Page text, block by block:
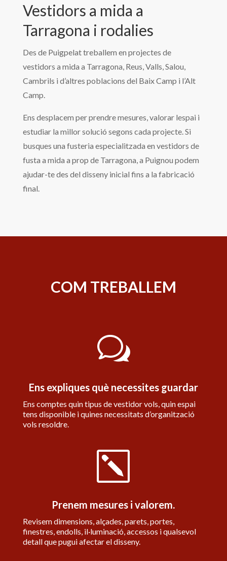
Vestidors a mida a
Tarragona i rodalies
Des de Puigpelat treballem en projectes de
vestidors a mida a Tarragona, Reus, Valls, Salou,
Cambrils i d’altres poblacions del Baix Camp i l’Alt
Camp.
Ens desplacem per prendre mesures, valorar lespai i
estudiar la millor solució segons cada projecte. Si
busques una fusteria especialitzada en vestidors de
fusta a mida a prop de Tarragona, a Puignou podem
ajudar-te des del disseny inicial fins a la fabricació
final.
COM TREBALLEM
w
Ens expliques què necessites guardar
Ens comptes quin tipus de vestidor vols, quin espai
tens disponible i quines necessitats d’organització
vols resoldre.
k
Prenem mesures i valorem.
Revisem dimensions, alçades, parets, portes,
finestres, endolls, il·luminació, accessos i qualsevol
detall que pugui afectar el disseny.